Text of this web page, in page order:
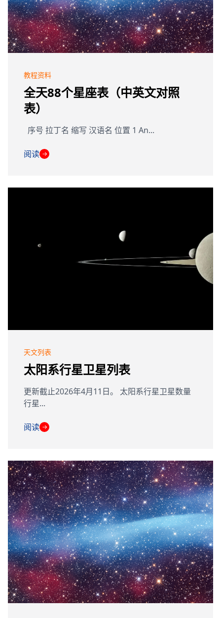
教程资料
全天88个星座表（中英文对照
表）
序号 拉丁名 缩写 汉语名 位置 1 An...
阅读 →
天文列表
太阳系行星卫星列表
更新截止2026年4月11日。 太阳系行星卫星数量
行星...
阅读 →